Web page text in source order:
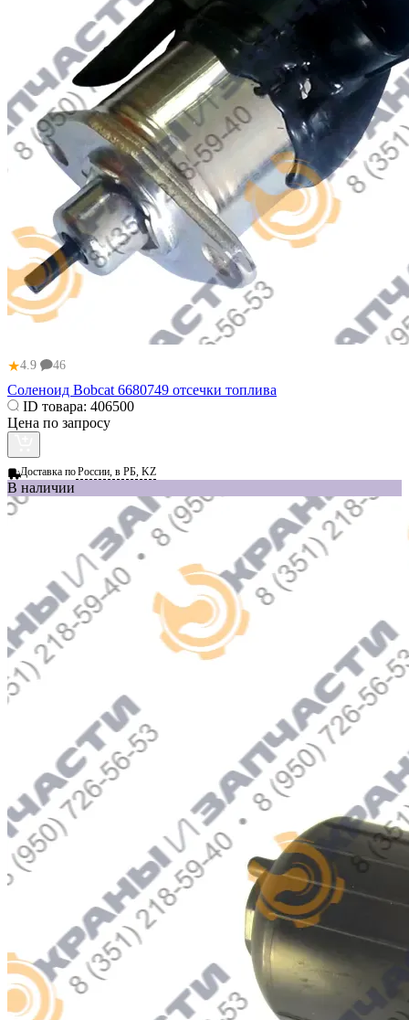
★4.9 46
Соленоид Bobcat 6680749 отсечки топлива
ID товара: 406500
Цена по запросу
Доставка поРоссии, в РБ, KZ
В наличии